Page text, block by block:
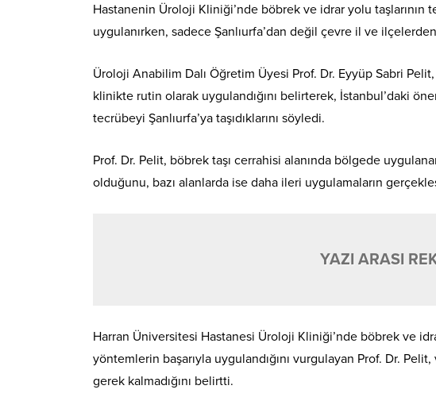
Hastanenin Üroloji Kliniği’nde böbrek ve idrar yolu
uygulanırken, sadece Şanlıurfa’dan değil çevre il ve
Üroloji Anabilim Dalı Öğretim Üyesi Prof. Dr. Eyyüp Sabri
klinikte rutin olarak uygulandığını belirterek, İstanbul’daki
tecrübeyi Şanlıurfa’ya taşıdıklarını söyledi.
Prof. Dr. Pelit, böbrek taşı cerrahisi alanında bölgede
olduğunu, bazı alanlarda ise daha ileri uygulamaların
YAZI ARASI
Harran Üniversitesi Hastanesi Üroloji Kliniği’nde böbrek ve
yöntemlerin başarıyla uygulandığını vurgulayan Prof. Dr.
gerek kalmadığını belirtti.